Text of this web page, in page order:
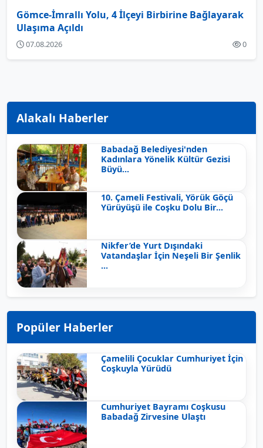
Gömce-İmrallı Yolu, 4 İlçeyi Birbirine Bağlayarak
Ulaşıma Açıldı
07.08.2026 0
Alakalı Haberler
Babadağ Belediyesi'nden
Kadınlara Yönelik Kültür Gezisi
Büyü...
10. Çameli Festivali, Yörük Göçü
Yürüyüşü ile Coşku Dolu Bir...
Nikfer’de Yurt Dışındaki
Vatandaşlar İçin Neşeli Bir Şenlik
...
Popüler Haberler
Çamelili Çocuklar Cumhuriyet İçin
Coşkuyla Yürüdü
Cumhuriyet Bayramı Coşkusu
Babadağ Zirvesine Ulaştı